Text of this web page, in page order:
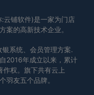
云铺软件)是一家为门店
案的高新技术企业。
系统、会员管理方案.
2016年成立以来，累计
权。旗下共有云上
羽友五个品牌。